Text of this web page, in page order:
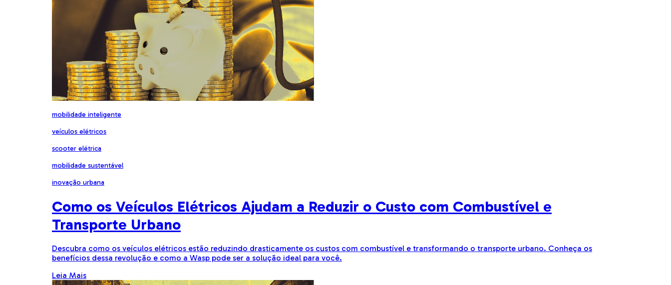
mobilidade inteligente
veículos elétricos
scooter elétrica
mobilidade sustentável
inovação urbana
Como os Veículos Elétricos Ajudam a Reduzir o Custo com Combustível e
Transporte Urbano
Descubra como os veículos elétricos estão reduzindo drasticamente os custos com combustível e transformando o transporte urbano. Conheça os
benefícios dessa revolução e como a Wasp pode ser a solução ideal para você.
Leia Mais